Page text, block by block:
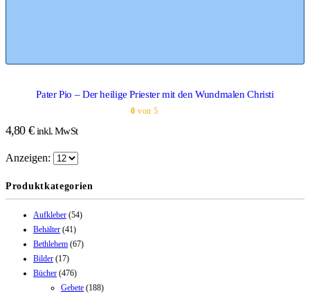
Pater Pio – Der heilige Priester mit den Wundmalen Christi
0 von 5
4,80 € inkl. MwSt
Anzeigen:
Produktkategorien
Aufkleber (54)
Behälter (41)
Bethlehem (67)
Bilder (17)
Bücher (476)
Gebete (188)